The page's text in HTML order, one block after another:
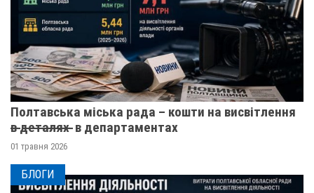
Полтавська міська рада – кошти на висвітлення
в̶ ̶д̶е̶т̶а̶л̶я̶х̶ ̶ в департаментах
01 травня 2026
БЛОГИ